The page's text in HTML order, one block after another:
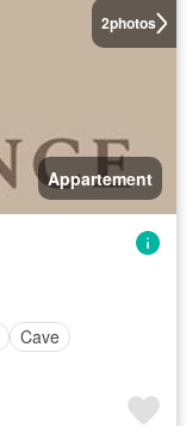
2photos
Appartement
Cave